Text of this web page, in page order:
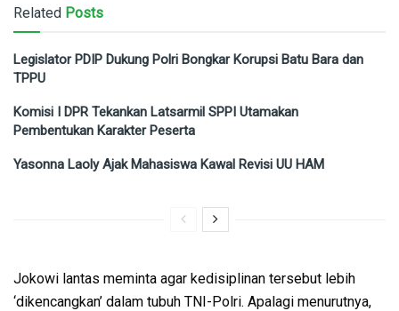
Related Posts
Legislator PDIP Dukung Polri Bongkar Korupsi Batu Bara dan
TPPU
Komisi I DPR Tekankan Latsarmil SPPI Utamakan
Pembentukan Karakter Peserta
Yasonna Laoly Ajak Mahasiswa Kawal Revisi UU HAM
Jokowi lantas meminta agar kedisiplinan tersebut lebih
‘dikencangkan’ dalam tubuh TNI-Polri. Apalagi menurutnya,